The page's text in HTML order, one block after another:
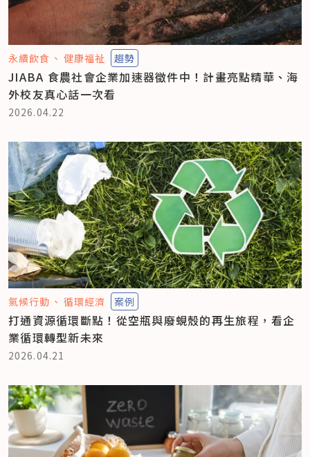
永續飲食 健康福祉 趨勢
JIABA 食農社會企業加速器徵件中！計畫亮點精華、海
外校友真心話一次看
2026.04.22
氣候行動 循環經濟 案例
打通資源循環斷點！從空瓶與廢蜆殼的再生旅程，看企
業循環轉型新未來
2026.04.21